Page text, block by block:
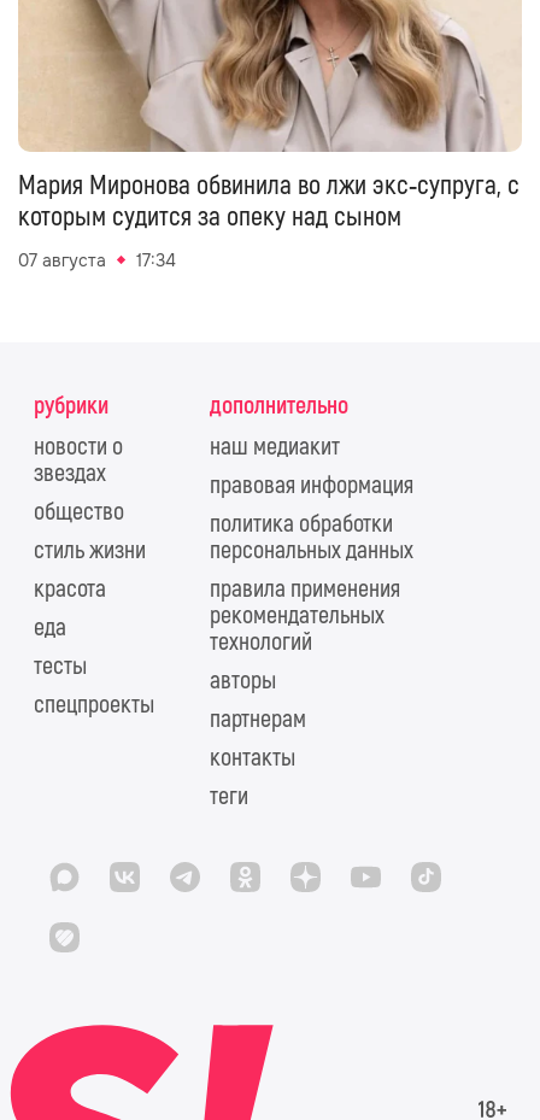
Мария Миронова обвинила во лжи экс‑супруга, с
которым судится за опеку над сыном
07 августа 17:34
рубрики
новости о
звездах
общество
стиль жизни
красота
еда
тесты
спецпроекты
дополнительно
наш медиакит
правовая информация
политика обработки
персональных данных
правила применения
рекомендательных
технологий
авторы
партнерам
контакты
теги